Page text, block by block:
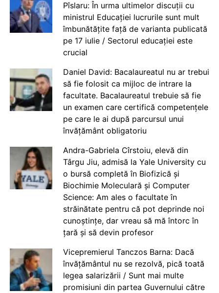
Pîslaru: În urma ultimelor discuții cu
ministrul Educației lucrurile sunt mult
îmbunătățite față de varianta publicată
pe 17 iulie / Sectorul educației este
crucial
Daniel David: Bacalaureatul nu ar trebui
să fie folosit ca mijloc de intrare la
facultate. Bacalaureatul trebuie să fie
un examen care certifică competențele
pe care le ai după parcursul unui
învățământ obligatoriu
Andra-Gabriela Cîrstoiu, elevă din
Târgu Jiu, admisă la Yale University cu
o bursă completă în Biofizică și
Biochimie Moleculară și Computer
Science: Am ales o facultate în
străinătate pentru că pot deprinde noi
cunoștințe, dar vreau să mă întorc în
țară și să devin profesor
Vicepremierul Tanczos Barna: Dacă
învățământul nu se rezolvă, pică toată
legea salarizării / Sunt mai multe
promisiuni din partea Guvernului către